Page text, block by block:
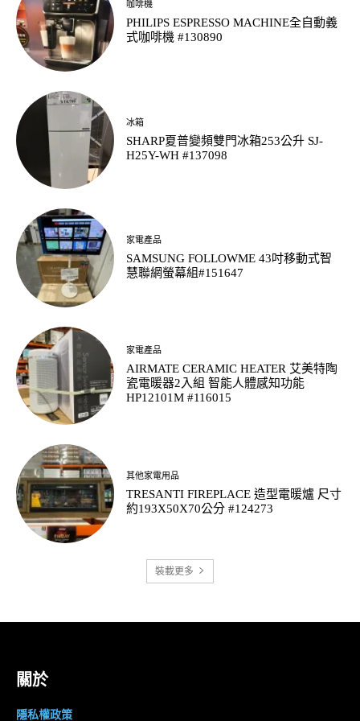
咖啡機
PHILIPS ESPRESSO MACHINE全自動義
式咖啡機 #130890
冰箱
SHARP夏普變頻雙門冰箱253公升 SJ-
H25Y-WH #137098
家電產品
SAMSUNG FOLLOWME 43吋移動式智
慧聯網螢幕組#151647
家電產品
AIRMATE CERAMIC HEATER 艾美特陶
瓷電暖器2入組 智能人體感知功能
HP12101M #116015
其他家電用品
TRESANTI FIREPLACE 造型電暖爐 尺寸
約193X50X70公分 #124273
裝載更多
關於
隱私權政策